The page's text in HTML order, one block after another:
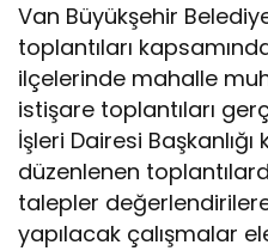
Van Büyükşehir
toplantıları
ilçelerinde mahalle
istişare toplantıları
İşleri Dairesi
düzenlenen
talepler
yapılacak çalışmalar